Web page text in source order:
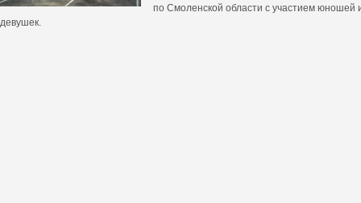
по Смоленской области с участием юношей
девушек.